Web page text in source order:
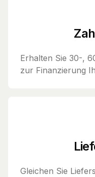
Erhalten Sie 30-,
zur Finanzierung
Gleichen Sie